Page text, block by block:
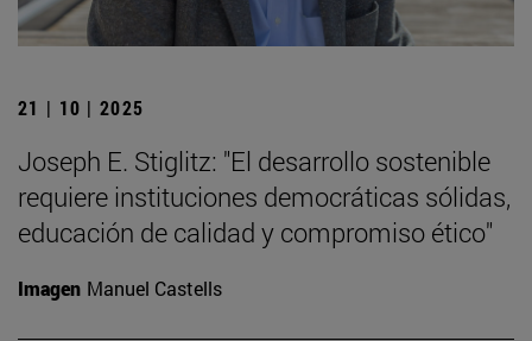
21 | 10 | 2025
Joseph E. Stiglitz: "El desarrollo sostenible
requiere instituciones democráticas sólidas,
educación de calidad y compromiso ético"
Imagen Manuel Castells